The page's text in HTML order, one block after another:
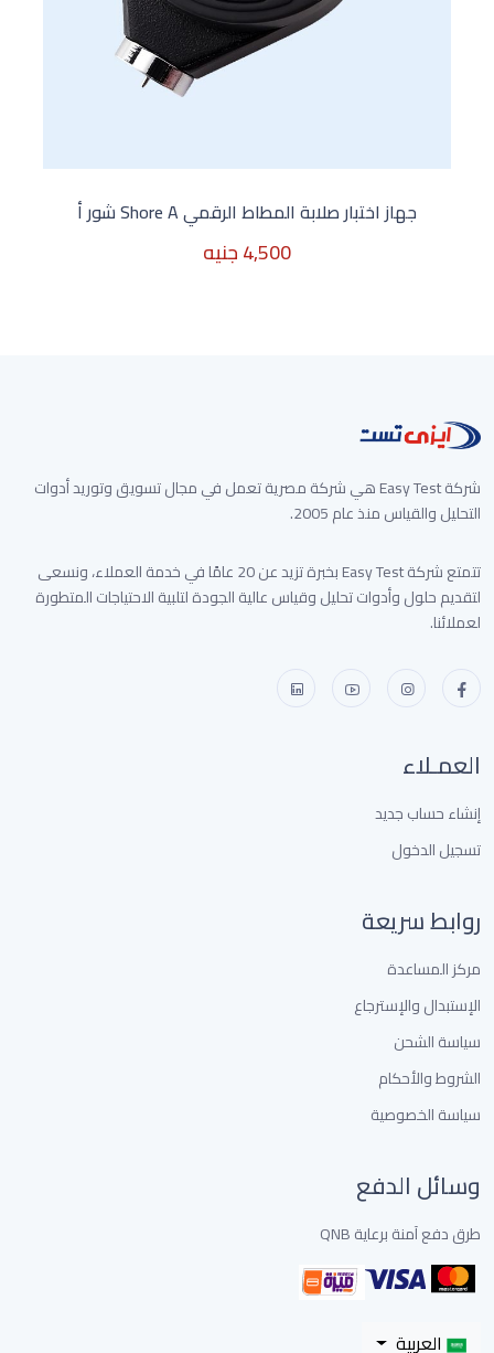
جهاز اختبار صلابة المطاط الرقمي Shore A شور أ
4,500 جنيه
شركة Easy Test هي شركة مصرية تعمل في مجال تسويق وتوريد أدوات
التحليل والقياس منذ عام 2005.
تتمتع شركة Easy Test بخبرة تزيد عن 20 عامًا في خدمة العملاء، ونسعى
لتقديم حلول وأدوات تحليل وقياس عالية الجودة لتلبية الاحتياجات المتطورة
لعملائنا.
العمـلاء
إنشاء حساب جديد
تسجيل الدخول
روابط سريعة
مركز المساعدة
الإستبدال والإسترجاع
سياسة الشحن
الشروط والأحكام
سياسة الخصوصية
وسائل الدفع
طرق دفع آمنة برعاية QNB